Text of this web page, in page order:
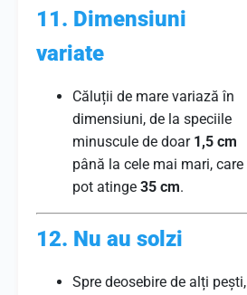
11. Dimensiuni
variate
Căluții de mare variază în
dimensiuni, de la speciile
minuscule de doar 1,5 cm
până la cele mai mari, care
pot atinge 35 cm.
12. Nu au solzi
Spre deosebire de alți pești,